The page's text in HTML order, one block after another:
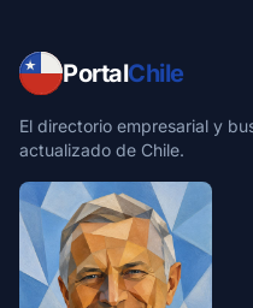
PortalChile
El directorio empresarial y
actualizado de Chile.